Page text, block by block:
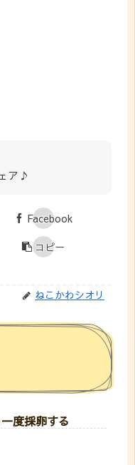
ア♪
Facebook
コピー
ねこかわシオリ
度採卵する